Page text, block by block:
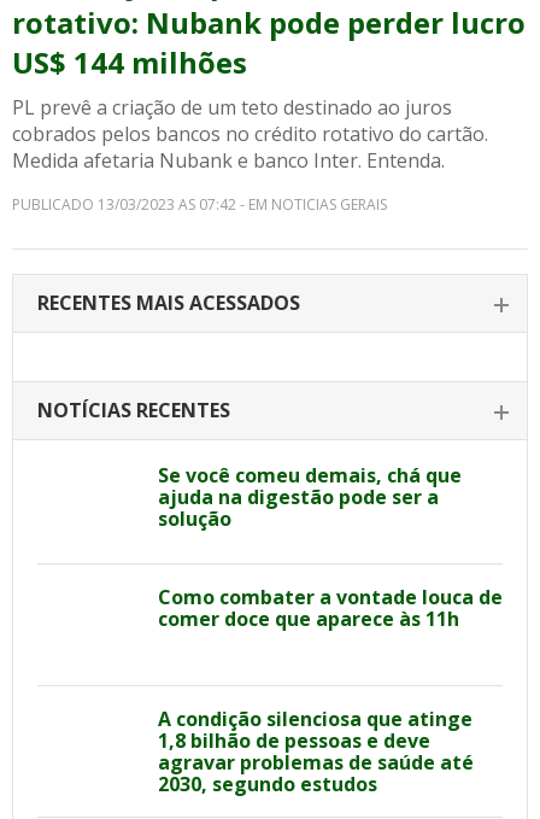
rotativo: Nubank pode perder lucro
US$ 144 milhões
PL prevê a criação de um teto destinado ao juros
cobrados pelos bancos no crédito rotativo do cartão.
Medida afetaria Nubank e banco Inter. Entenda.
PUBLICADO 13/03/2023 AS 07:42 - EM NOTICIAS GERAIS
RECENTES MAIS ACESSADOS
NOTÍCIAS RECENTES
Se você comeu demais, chá que
ajuda na digestão pode ser a
solução
Como combater a vontade louca de
comer doce que aparece às 11h
A condição silenciosa que atinge
1,8 bilhão de pessoas e deve
agravar problemas de saúde até
2030, segundo estudos